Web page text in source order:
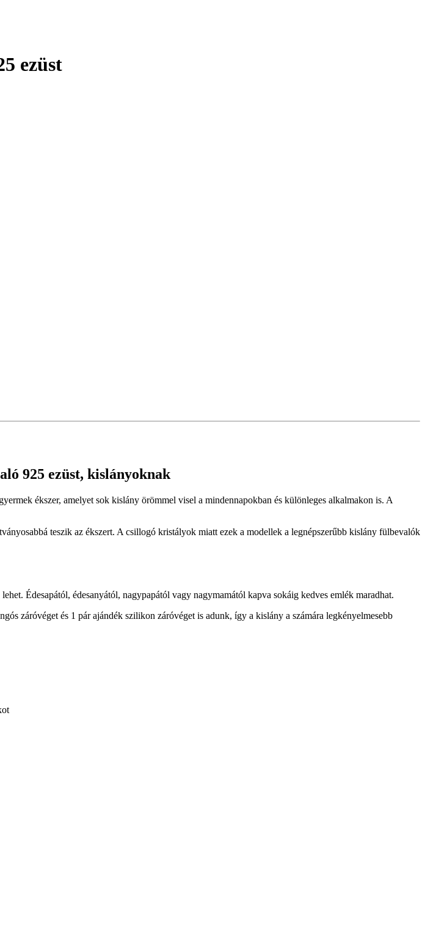
ezüst
925 ezüst, kislányoknak
ékszer, amelyet sok kislány örömmel visel a mindennapokban és különleges alkalmakon is. A
teszik az ékszert. A csillogó kristályok miatt ezek a modellek a legnépszerűbb kislány fülbevalók
Édesapától, édesanyától, nagypapától vagy nagymamától kapva sokáig kedves emlék maradhat.
záróvéget és 1 pár ajándék szilikon záróvéget is adunk, így a kislány a számára legkényelmesebb